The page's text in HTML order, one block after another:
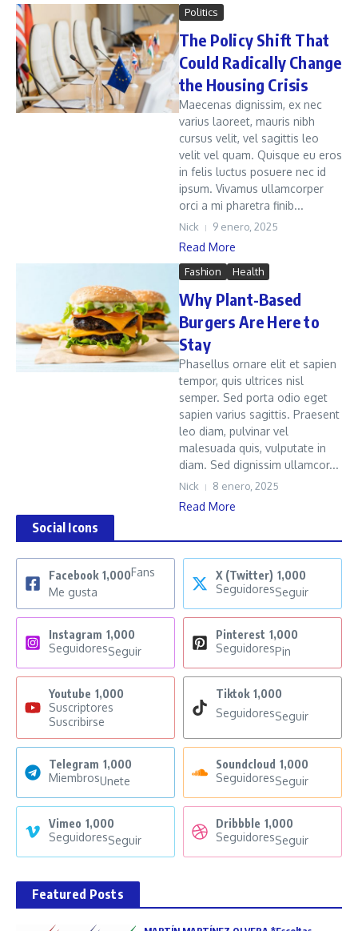
Politics
The Policy Shift That
Could Radically Change
the Housing Crisis
Maecenas dignissim, ex nec
varius laoreet, mauris nibh
cursus velit, vel sagittis leo
velit vel quam. Quisque eu eros
in felis luctus posuere nec id
ipsum. Vivamus ullamcorper
orci a mi pharetra finib...
Nick 9 enero, 2025
Read More
Fashion Health
Why Plant-Based
Burgers Are Here to
Stay
Phasellus ornare elit et sapien
tempor, quis ultrices nisl
semper. Sed porta odio eget
sapien varius sagittis. Praesent
leo diam, pulvinar vel
malesuada quis, vulputate in
diam. Sed dignissim ullamcor...
Nick 8 enero, 2025
Read More
Social Icons
Facebook 1,000Fans
Me gusta
X (Twitter) 1,000
SeguidoresSeguir
Instagram 1,000
SeguidoresSeguir
Pinterest 1,000
SeguidoresPin
Youtube 1,000
Suscriptores
Suscribirse
Tiktok 1,000
SeguidoresSeguir
Telegram 1,000
MiembrosUnete
Soundcloud 1,000
SeguidoresSeguir
Vimeo 1,000
SeguidoresSeguir
Dribbble 1,000
SeguidoresSeguir
Featured Posts